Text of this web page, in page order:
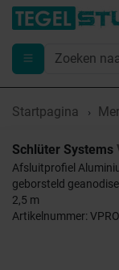
Startpagina
Schlüter Systems
Afsluitprofiel
geborsteld
2,5 m
Artikelnummer: